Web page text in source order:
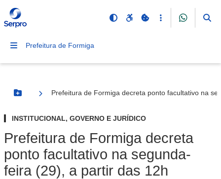
Prefeitura de Formiga
Botão Menu
Prefeitura de Formiga decreta ponto facultativo na
INSTITUCIONAL, GOVERNO E JURÍDICO
Prefeitura de Formiga decreta
ponto facultativo na segunda-
feira (29), a partir das 12h